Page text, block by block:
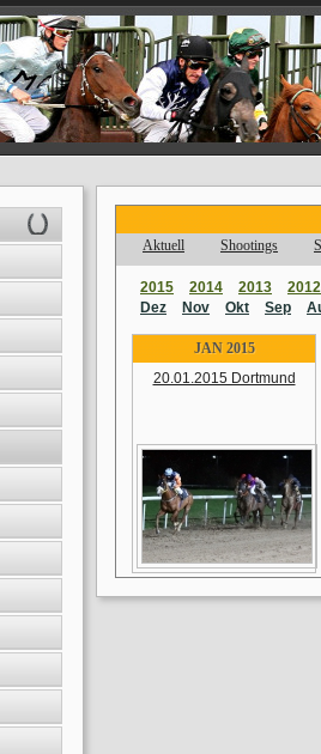
Aktuell Shootings
2015 2014 2013
2012
Dez
Nov Okt Sep
JAN 2015
20.01.2015 Dortmund